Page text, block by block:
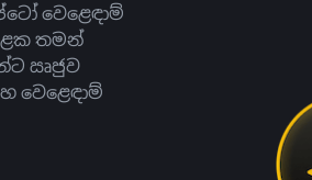
වෙළෙඳාම්
තමන්
ඍජුව
වෙළෙඳාම්